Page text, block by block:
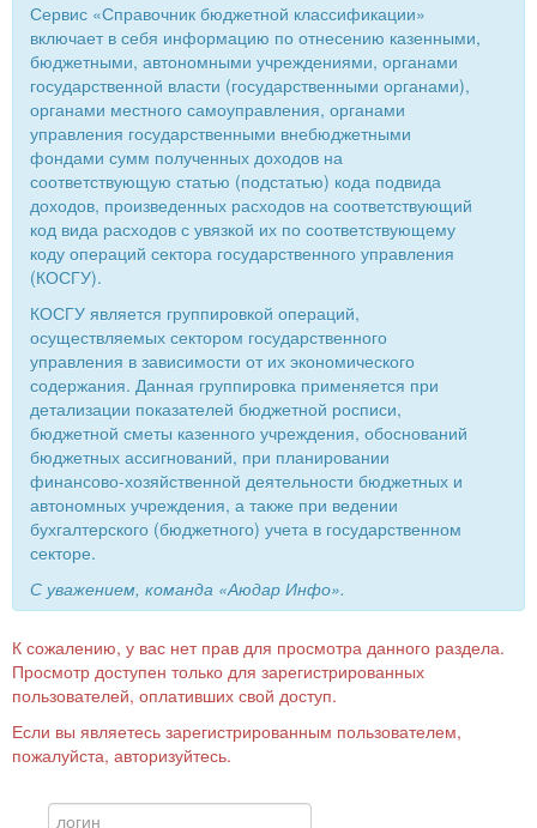
Сервис «Справочник бюджетной классификации»
включает в себя информацию по отнесению казенными,
бюджетными, автономными учреждениями, органами
государственной власти (государственными органами),
органами местного самоуправления, органами
управления государственными внебюджетными
фондами сумм полученных доходов на
соответствующую статью (подстатью) кода подвида
доходов, произведенных расходов на соответствующий
код вида расходов с увязкой их по соответствующему
коду операций сектора государственного управления
(КОСГУ).
КОСГУ является группировкой операций,
осуществляемых сектором государственного
управления в зависимости от их экономического
содержания. Данная группировка применяется при
детализации показателей бюджетной росписи,
бюджетной сметы казенного учреждения, обоснований
бюджетных ассигнований, при планировании
финансово-хозяйственной деятельности бюджетных и
автономных учреждения, а также при ведении
бухгалтерского (бюджетного) учета в государственном
секторе.
С уважением, команда «Аюдар Инфо».
К сожалению, у вас нет прав для просмотра данного раздела.
Просмотр доступен только для зарегистрированных
пользователей, оплативших свой доступ.
Если вы являетесь зарегистрированным пользователем,
пожалуйста, авторизуйтесь.